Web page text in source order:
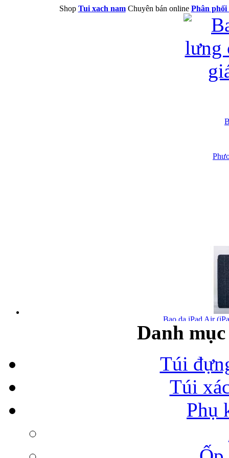
Shop Tui xach namChuyên bán online Phân phối
Bao da iPad Air
Bao da iPad Air
Danh
Túi
Túi
Phụ